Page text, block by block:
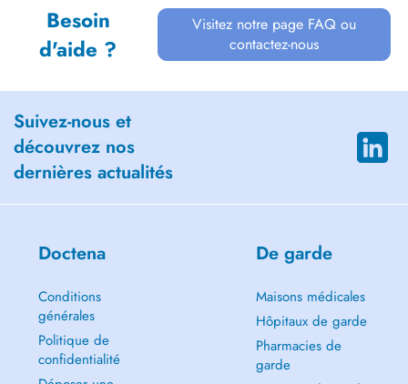
Besoin
d'aide ?
Visitez notre page FAQ ou
contactez-nous
Suivez-nous et
découvrez nos
dernières actualités
Doctena
Conditions
générales
Politique de
confidentialité
De garde
Maisons médicales
Hôpitaux de garde
Pharmacies de
garde